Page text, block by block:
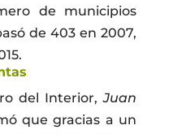
de municipios
de 403 en 2007,
del Interior,Juan
que gracias a un